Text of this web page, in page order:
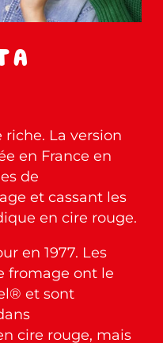
A
La version
en France en
de
et cassant les
en cire rouge.
en 1977. Les
fromage ont le
et sont
cire rouge, mais